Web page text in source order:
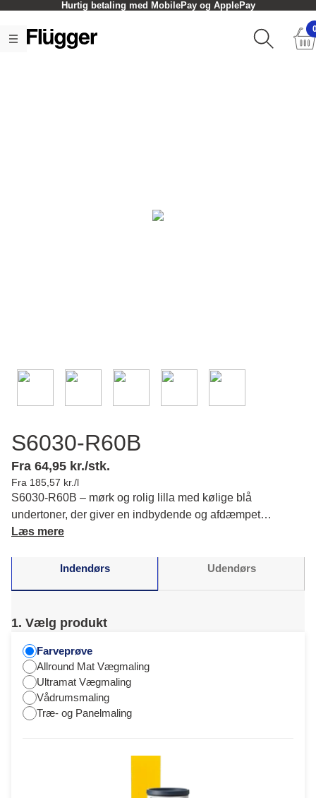
Hurtig betaling med MobilePay og ApplePay
S6030-R60B
Fra 64,95 kr./stk.
Fra 185,57 kr./l
S6030-R60B – mørk og rolig lilla med kølige blå
undertoner, der giver en indbydende og afdæmpet
stemning i dine rum. Læs mere om farvens karakter og
Læs mere
Indendørs Udendørs
1. Vælg produkt
Farveprøve
Allround Mat Vægmaling
Ultramat Vægmaling
Vådrumsmaling
Træ- og Panelmaling